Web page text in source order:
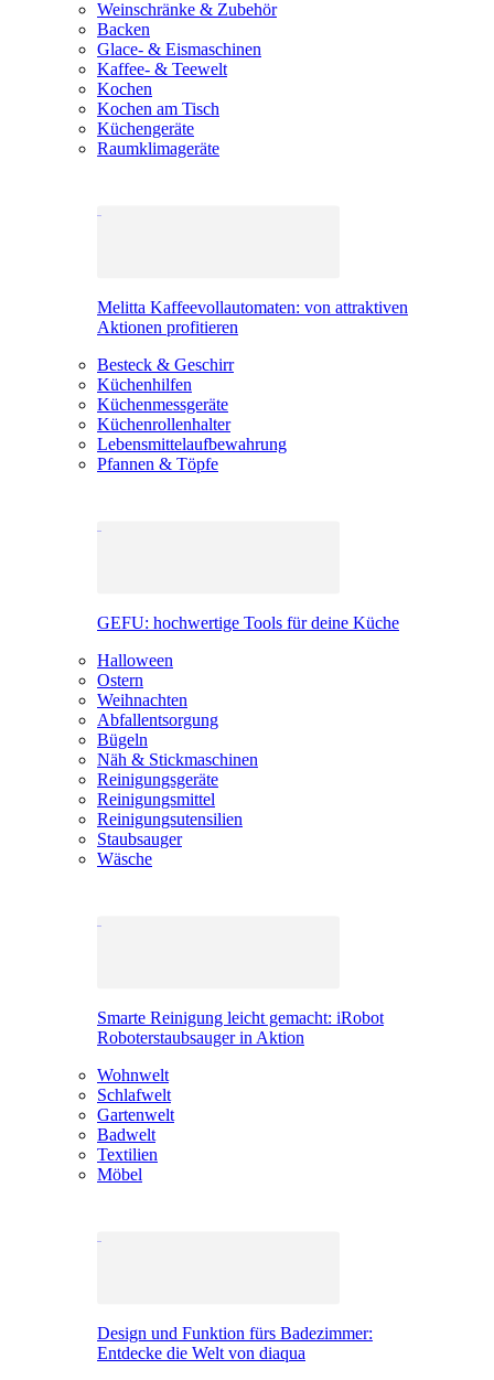
Weinschränke & Zubehör
Backen
Glace- & Eismaschinen
Kaffee- & Teewelt
Kochen
Kochen am Tisch
Küchengeräte
Raumklimageräte
Melitta Kaffeevollautomaten: von attraktiven
Aktionen profitieren
Besteck & Geschirr
Küchenhilfen
Küchenmessgeräte
Küchenrollenhalter
Lebensmittelaufbewahrung
Pfannen & Töpfe
GEFU: hochwertige Tools für deine Küche
Halloween
Ostern
Weihnachten
Abfallentsorgung
Bügeln
Näh & Stickmaschinen
Reinigungsgeräte
Reinigungsmittel
Reinigungsutensilien
Staubsauger
Wäsche
Smarte Reinigung leicht gemacht: iRobot
Roboterstaubsauger in Aktion
Wohnwelt
Schlafwelt
Gartenwelt
Badwelt
Textilien
Möbel
Design und Funktion fürs Badezimmer:
Entdecke die Welt von diaqua